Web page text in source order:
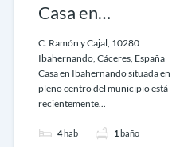
Casa en
Ibahernando
C. Ramón y Cajal, 10280
Ibahernando, Cáceres, España
Casa en Ibahernando situada en
pleno centro del municipio está
recientemente...
4hab 1 baño